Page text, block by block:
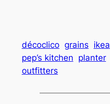
décoclico grains ikea
pep’s kitchen planter
outfitters